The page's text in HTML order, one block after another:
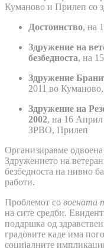
Куманово и Прилеп со
Достоинство, на
Здружение на
безбедноста, на
Здружение
2011 во
Здружение на
2002, на 16 Април
ЗРВО, Прилеп
Организиравме
Здружението на
безбедноста на нивно
работи.
Проблемот со воената
на сите средби.
поддршка од
градовите каде има
социјалните